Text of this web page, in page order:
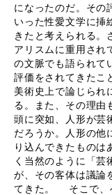
になったのだ。その
いった性愛文学に挿
きたと考えられる。
アリスムに重用され
の文脈でも語られ
評価をされてきたこ
美術史上で論じられ
る。また、その理由
頭に突如、人形が芸
だろうか。人形の他
り込んできたものは
く当然のように「芸
が、その客体は議論
てきた。 そこで、